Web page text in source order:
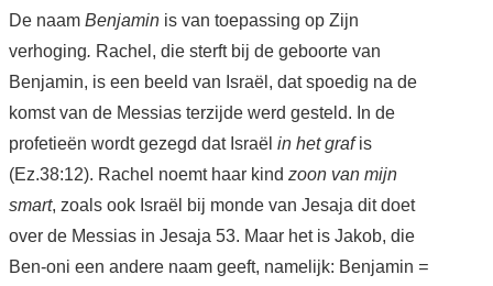
De naam Benjamin is van toepassing op Zijn
verhoging. Rachel, die sterft bij de geboorte van
Benjamin, is een beeld van Israël, dat spoedig na de
komst van de Messias terzijde werd gesteld. In de
profetieën wordt gezegd dat Israël in het grafis
(Ez.38:12). Rachel noemt haar kind zoon van mijn
smart, zoals ook Israël bij monde van Jesaja dit doet
over de Messias in Jesaja 53. Maar het is Jakob, die
Ben-oni een andere naam geeft, namelijk: Benjamin =